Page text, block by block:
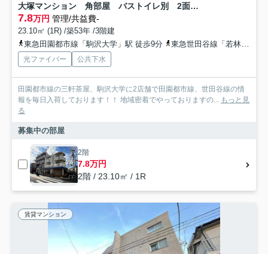
大塚マンション 角部屋 バストイレ別 2面バルコニー
7.8万円 管理/共益費-
23.10㎡ (1R) /築53年 /3階建
東急田園都市線「駒沢大学」駅 徒歩9分
東急世田谷線「若林」駅 徒歩17分
光ファイバー 公共下水
田園都市線の三軒茶屋、駒沢大学に2店舗で田園都市線、世田谷線の情
報を毎日入荷しております！！ 地域密着でやっておりますの...
もっと見
る
募集中の部屋
2階
7.8万円
2階 / 23.10㎡ / 1R
賃貸マンション